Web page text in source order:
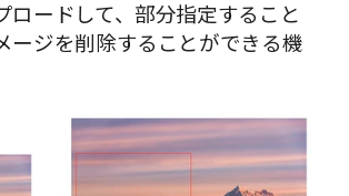
ロードして、部分指定すること
ージを削除することができる機